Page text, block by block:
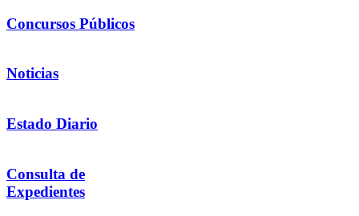
Concursos Públicos
Noticias
Estado Diario
Consulta de
Expedientes